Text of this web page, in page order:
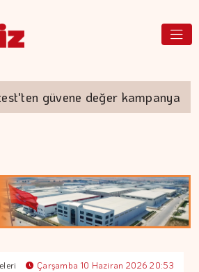
güvene değer kampanya
Çarşamba 10 Haziran 2026 20:53